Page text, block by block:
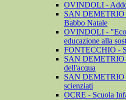
OVINDOLI -
SAN DEMETRIO
Babbo Natale
OVINDOLI -
educazione alla
FONTECCHIO -
SAN DEMETRIO
dell'acqua
SAN DEMETRIO
scienziati
OCRE - Scuola